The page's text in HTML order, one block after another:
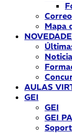
Mapa
AULAS
GEI
GEI
GEI